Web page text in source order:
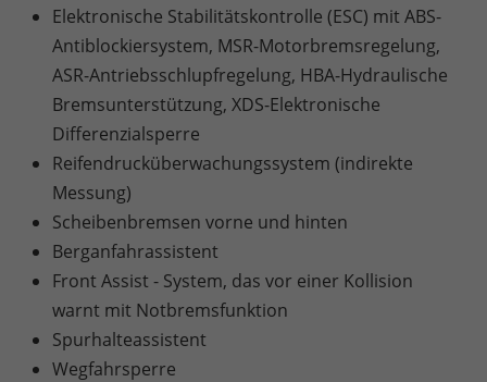
Elektronische Stabilitätskontrolle (ESC) mit ABS-
Antiblockiersystem, MSR-Motorbremsregelung,
ASR-Antriebsschlupfregelung, HBA-Hydraulische
Bremsunterstützung, XDS-Elektronische
Differenzialsperre
Reifendrucküberwachungssystem (indirekte
Messung)
Scheibenbremsen vorne und hinten
Berganfahrassistent
Front Assist - System, das vor einer Kollision
warnt mit Notbremsfunktion
Spurhalteassistent
Wegfahrsperre